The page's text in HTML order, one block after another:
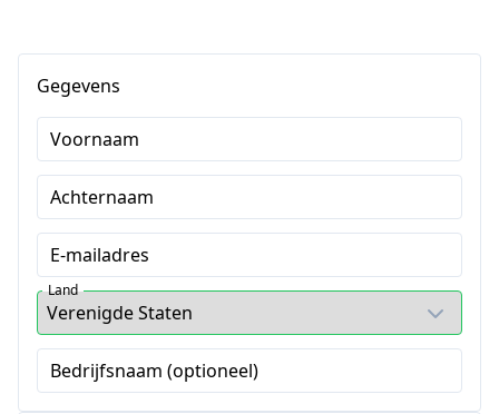
Gegevens
Voornaam
Achternaam
E-mailadres
Land
Bedrijfsnaam (optioneel)